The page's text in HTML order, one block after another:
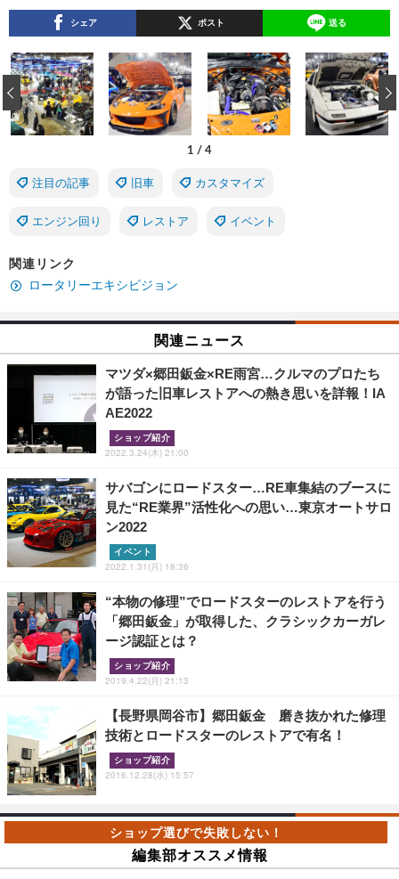
シェア ポスト 送る
1 / 4
‹
注目の記事 旧車 カスタマイズ
エンジン回り レストア イベント
関連リンク
ロータリーエキシビジョン
関連ニュース
マツダ×郷田鈑金×RE雨宮…クルマのプロたち
が語った旧車レストアへの熱き思いを詳報！IA
AE2022
ショップ紹介
2022.3.24(木) 21:00
サバゴンにロードスター…RE車集結のブースに
見た“RE業界”活性化への思い…東京オートサロ
ン2022
イベント
2022.1.31(月) 18:36
“本物の修理”でロードスターのレストアを行う
「郷田鈑金」が取得した、クラシックカーガレ
ージ認証とは？
ショップ紹介
2019.4.22(月) 21:13
【長野県岡谷市】郷田鈑金 磨き抜かれた修理
技術とロードスターのレストアで有名！
ショップ紹介
2016.12.28(水) 15:57
編集部オススメ情報